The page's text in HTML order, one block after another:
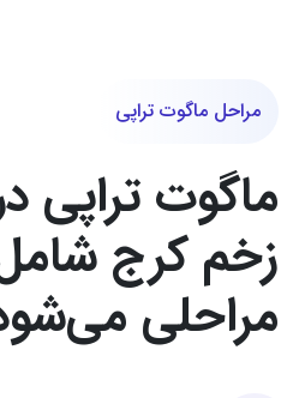
مراحل ماگوت تراپی
ماگوت تراپی
زخم کرج
مراحلی